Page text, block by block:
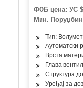
кечапа,
путера / уља
ФОБ цена: УС $
Мин.
Тип:
Аутоматски
Врста
Глава
Структура
Уређај за